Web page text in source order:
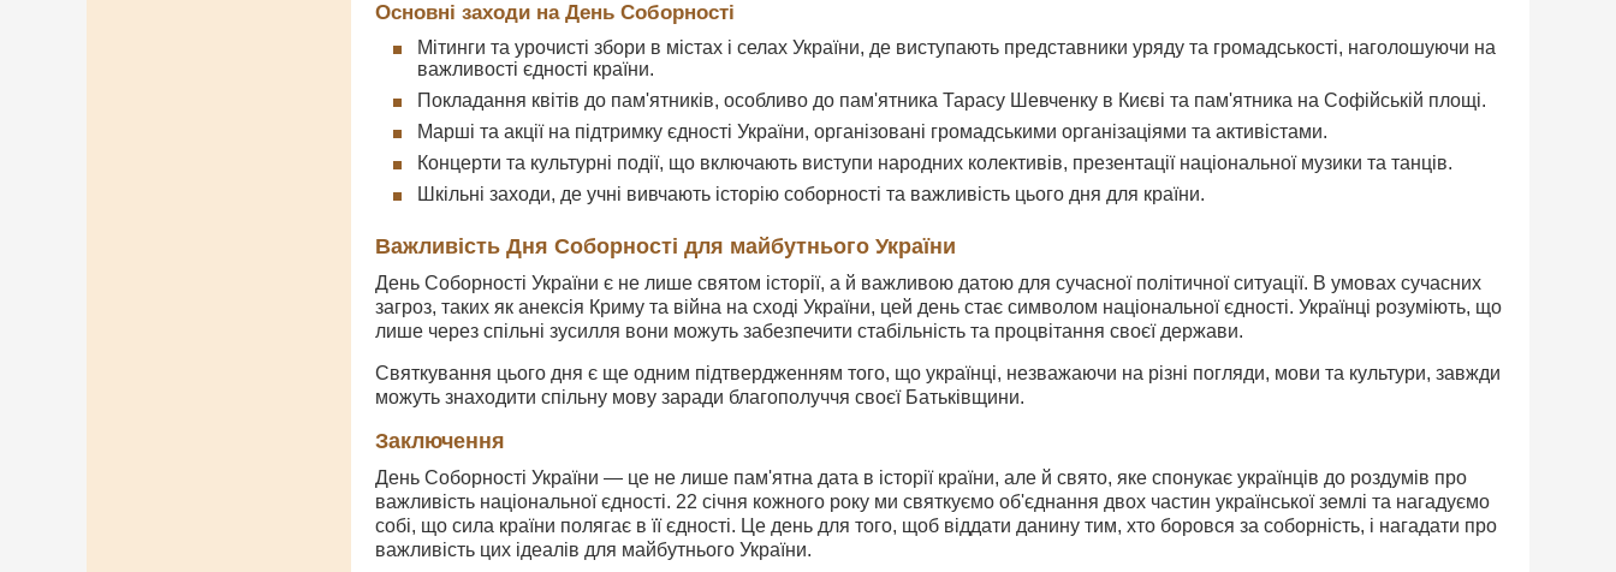
Основні заходи на День Соборності
Мітинги та урочисті збори в містах і селах України, де виступають представники уряду та громадськості, наголошуючи на
важливості єдності країни.
Покладання квітів до пам'ятників, особливо до пам'ятника Тарасу Шевченку в Києві та пам'ятника на Софійській площі.
Марші та акції на підтримку єдності України, організовані громадськими організаціями та активістами.
Концерти та культурні події, що включають виступи народних колективів, презентації національної музики та танців.
Шкільні заходи, де учні вивчають історію соборності та важливість цього дня для країни.
Важливість Дня Соборності для майбутнього України
День Соборності України є не лише святом історії, а й важливою датою для сучасної політичної ситуації. В умовах сучасних
загроз, таких як анексія Криму та війна на сході України, цей день стає символом національної єдності. Українці розуміють, що
лише через спільні зусилля вони можуть забезпечити стабільність та процвітання своєї держави.
Святкування цього дня є ще одним підтвердженням того, що українці, незважаючи на різні погляди, мови та культури, завжди
можуть знаходити спільну мову заради благополуччя своєї Батьківщини.
Заключення
День Соборності України — це не лише пам'ятна дата в історії країни, але й свято, яке спонукає українців до роздумів про
важливість національної єдності. 22 січня кожного року ми святкуємо об'єднання двох частин української землі та нагадуємо
собі, що сила країни полягає в її єдності. Це день для того, щоб віддати данину тим, хто боровся за соборність, і нагадати про
важливість цих ідеалів для майбутнього України.